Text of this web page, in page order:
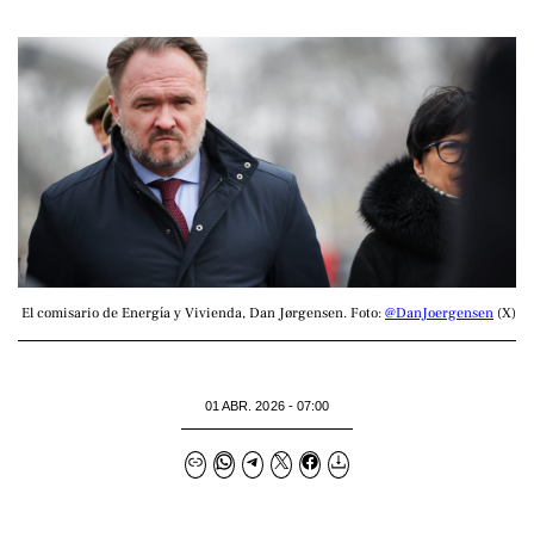
El comisario de Energía y Vivienda, Dan Jørgensen. Foto: @DanJoergensen (X)
01 ABR. 2026 - 07:00